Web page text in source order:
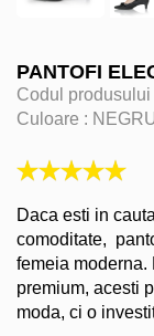
PANTOFI
Codul produsului
Culoare :
Daca esti in
comoditate,
femeia
premium, acesti
moda, ci o